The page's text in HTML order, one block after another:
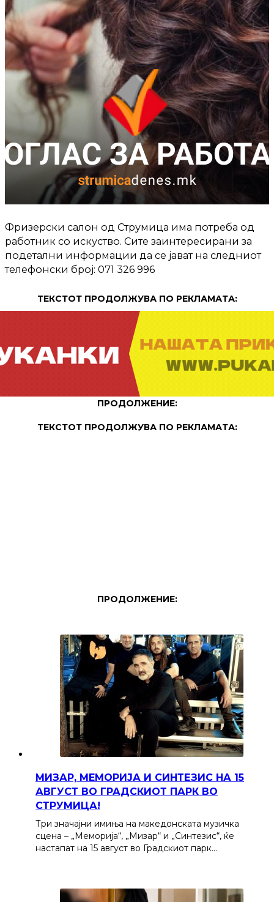
Фризерски салон од Струмица има потреба од
работник со искуство. Сите заинтересирани за
подетални информации да се јават на следниот
телефонски број: 071 326 996
ТЕКСТОТ ПРОДОЛЖУВА ПО РЕКЛАМАТА:
ПРОДОЛЖЕНИЕ:
ТЕКСТОТ ПРОДОЛЖУВА ПО РЕКЛАМАТА:
ПРОДОЛЖЕНИЕ:
МИЗАР, МЕМОРИЈА И СИНТЕЗИС НА 15
АВГУСТ ВО ГРАДСКИОТ ПАРК ВО
СТРУМИЦА!
Три значајни имиња на македонската музичка
сцена – „Меморија“, „Мизар“ и „Синтезис“, ќе
настапат на 15 август во Градскиот парк…